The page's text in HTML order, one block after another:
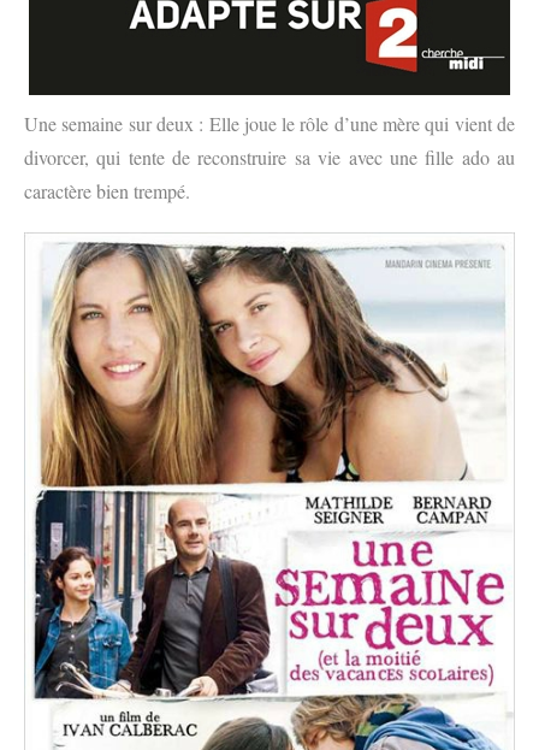
Une semaine sur deux : Elle joue le rôle d’une mère qui vient de
divorcer, qui tente de reconstruire sa vie avec une fille ado au
caractère bien trempé.